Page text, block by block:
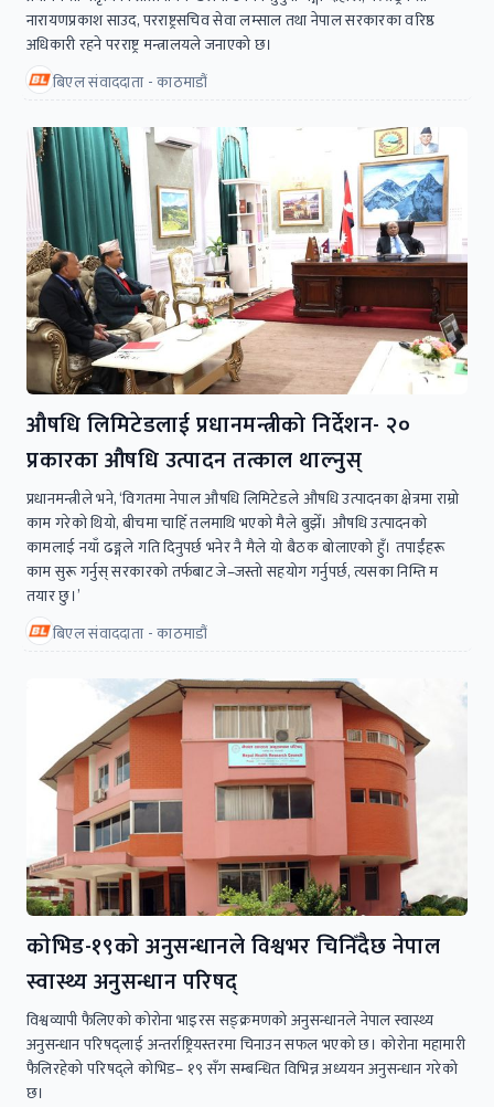
नारायणप्रकाश साउद, परराष्ट्रसचिव सेवा लम्साल तथा नेपाल सरकारका वरिष्ठ
अधिकारी रहने परराष्ट्र मन्त्रालयले जनाएको छ।
बिएल संवाददाता - काठमाडौं
औषधि लिमिटेडलाई प्रधानमन्त्रीको निर्देशन- २०
प्रकारका औषधि उत्पादन तत्काल थाल्नुस्
प्रधानमन्त्रीले भने, ‘विगतमा नेपाल औषधि लिमिटेडले औषधि उत्पादनका क्षेत्रमा राम्रो
काम गरेको थियो, बीचमा चाहिँ तलमाथि भएको मैले बुझेँ। औषधि उत्पादनको
कामलाई नयाँ ढङ्गले गति दिनुपर्छ भनेर नै मैले यो बैठक बोलाएको हुँ। तपाईंंहरू
काम सुरू गर्नुस् सरकारको तर्फबाट जे–जस्तो सहयोग गर्नुपर्छ, त्यसका निम्ति म
तयार छु।’
बिएल संवाददाता - काठमाडौं
काेभिड-१९काे अनुसन्धानले विश्वभर चिनिँदैछ नेपाल
स्वास्थ्य अनुसन्धान परिषद्
विश्वव्यापी फैलिएको कोरोना भाइरस सङ्क्रमणको अनुसन्धानले नेपाल स्वास्थ्य
अनुसन्धान परिषद्लाई अन्तर्राष्ट्रियस्तरमा चिनाउन सफल भएको छ। कोरोना महामारी
फैलिरहेको परिषद्ले कोभिड– १९ सँग सम्बन्धित विभिन्न अध्ययन अनुसन्धान गरेको
छ।